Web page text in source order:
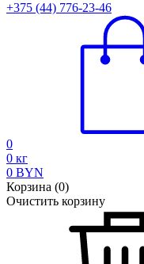
+375 (44) 776-23-46
0
0 кг
0 BYN
Корзина (0)
Очистить корзину